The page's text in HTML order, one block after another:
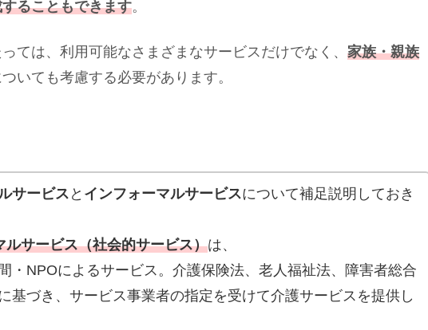
ることもできます。
ては、利用可能なさまざまなサービスだけでなく、 家族・親族
いても考慮する必要があります。
サービスと インフォーマルサービスについて補足説明しておき
ルサービス（社会的サービス）は、
・NPOによるサービス。介護保険法、老人福祉法、障害者総合
基づき、サービス事業者の指定を受けて介護サービスを提供し